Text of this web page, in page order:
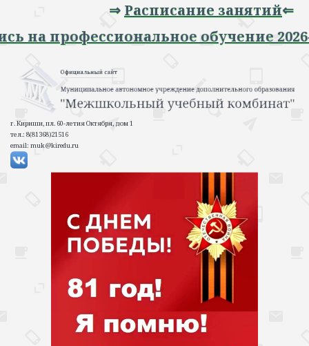
⇒Расписание занятий
на профессиональное обучение
г. Кириши, пл. 60-летия Октября, дом 1
тел.: 8(81368)21516
email: muk@kiredu.ru